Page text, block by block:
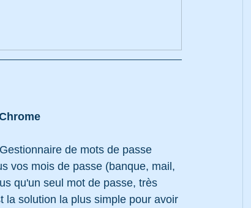
de mots de passe
vos mois de passe (banque, mail,
qu'un seul mot de passe, très
la solution la plus simple pour avoir